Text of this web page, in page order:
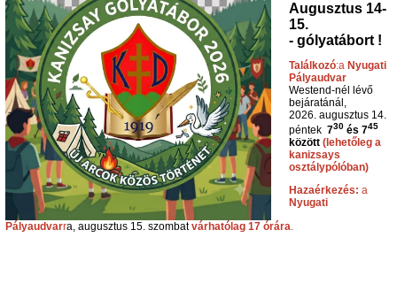
Augusztus 14-
15.
- gólyatábort !
Találkozó:a Nyugati
Pályaudvar
Westend-nél lévő
bejáratánál,
2026. augusztus 14.
péntek 730 és 745
között (lehetőleg a
kanizsays
osztálypólóban)
Hazaérkezés: a
Nyugati
Pályaudvarra, augusztus 15. szombatvárhatólag 17 órára.